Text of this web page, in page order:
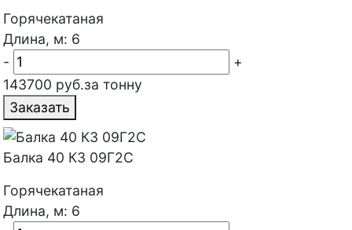
Горячекатаная
Длина, м: 6
-
+
143700 руб.за тонну
Заказать
Балка 40 К3 09Г2С
Горячекатаная
Длина, м: 6